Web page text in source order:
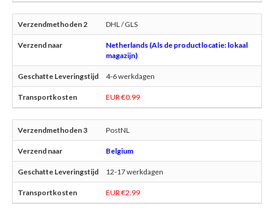
DHL / GLS
Netherlands (Als de productlocatie: lokaal
magazijn)
4-6 werkdagen
EUR €0.99
PostNL
Belgium
12-17 werkdagen
EUR €2.99